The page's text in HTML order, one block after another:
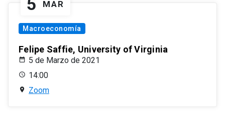
5 MAR
Macroeconomía
Felipe Saffie, University of Virginia
5 de Marzo de 2021
14:00
Zoom